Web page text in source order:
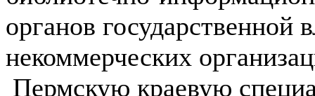
органов государственной
некоммерческих
Пермскую краевую